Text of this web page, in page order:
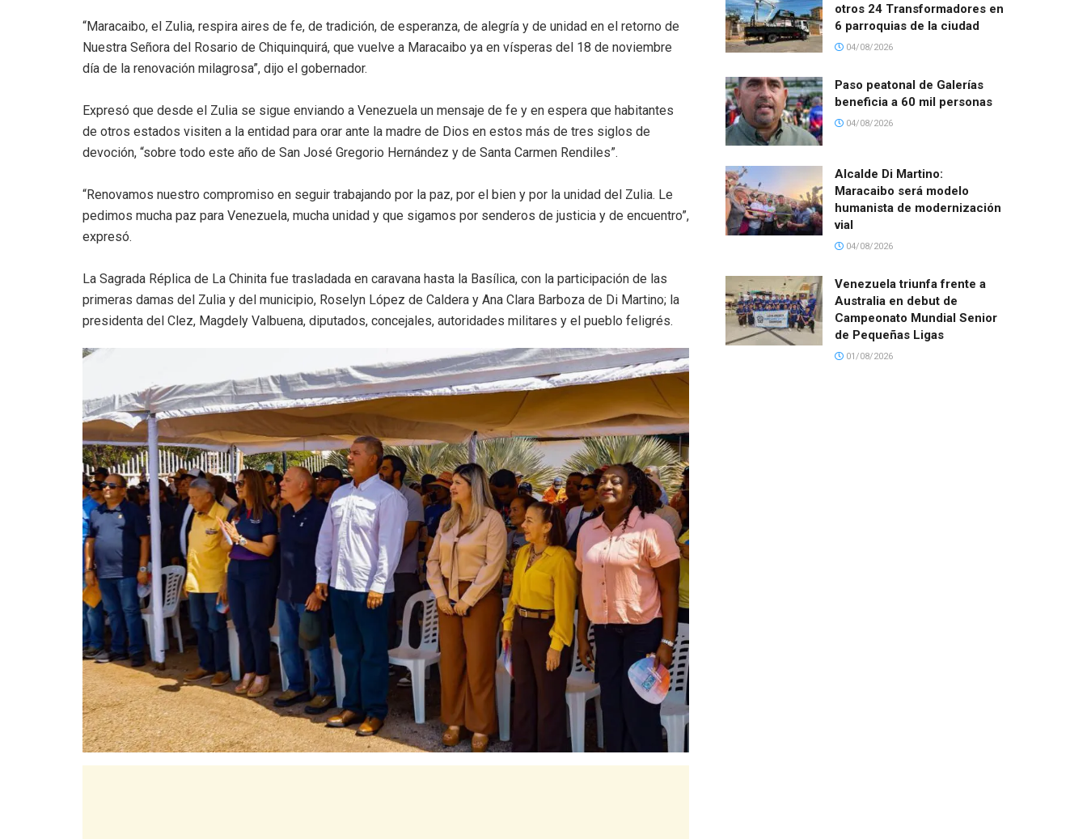
“Maracaibo, el Zulia, respira aires de fe, de tradición, de esperanza, de alegría y de unidad en el retorno de
Nuestra Señora del Rosario de Chiquinquirá, que vuelve a Maracaibo ya en vísperas del 18 de noviembre
día de la renovación milagrosa”, dijo el gobernador.
Expresó que desde el Zulia se sigue enviando a Venezuela un mensaje de fe y en espera que habitantes
de otros estados visiten a la entidad para orar ante la madre de Dios en estos más de tres siglos de
devoción, “sobre todo este año de San José Gregorio Hernández y de Santa Carmen Rendiles”.
“Renovamos nuestro compromiso en seguir trabajando por la paz, por el bien y por la unidad del Zulia. Le
pedimos mucha paz para Venezuela, mucha unidad y que sigamos por senderos de justicia y de encuentro”,
expresó.
La Sagrada Réplica de La Chinita fue trasladada en caravana hasta la Basílica, con la participación de las
primeras damas del Zulia y del municipio, Roselyn López de Caldera y Ana Clara Barboza de Di Martino; la
presidenta del Clez, Magdely Valbuena, diputados, concejales, autoridades militares y el pueblo feligrés.
otros 24 Transformadores en
6 parroquias de la ciudad
04/08/2026
Paso peatonal de Galerías
beneficia a 60 mil personas
04/08/2026
Alcalde Di Martino:
Maracaibo será modelo
humanista de modernización
vial
04/08/2026
Venezuela triunfa frente a
Australia en debut de
Campeonato Mundial Senior
de Pequeñas Ligas
01/08/2026